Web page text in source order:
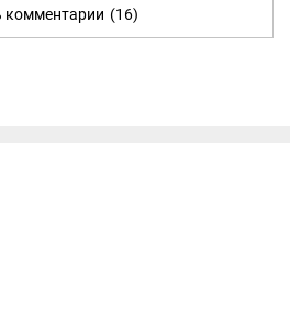
комментарии (16)